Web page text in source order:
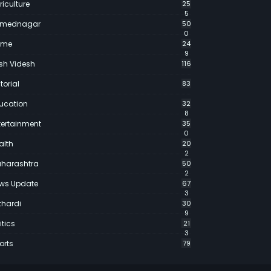
25
5
50
0
24
9
Videsh 116
83
32
8
35
0
20
2
50
2
Update
67
3
30
9
21
3
79